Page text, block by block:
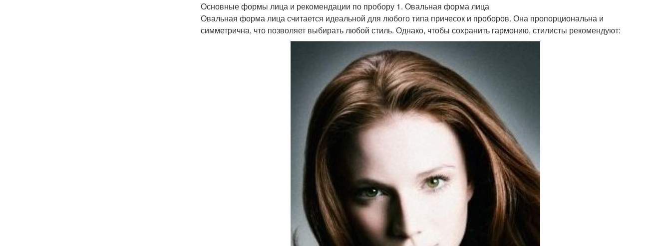
Основные формы лица и рекомендации по пробору 1. Овальная форма лица
Овальная форма лица считается идеальной для любого типа причесок и проборов. Она пропорциональна и
симметрична, что позволяет выбирать любой стиль. Однако, чтобы сохранить гармонию, стилисты рекомендуют: